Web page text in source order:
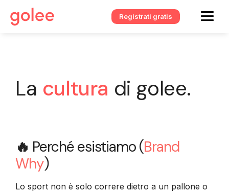
Registrati gratis
La cultura di golee.
🔥 Perché esistiamo (Brand
Why)
Lo sport non è solo correre dietro a un pallone o